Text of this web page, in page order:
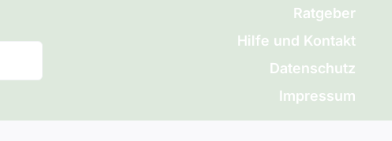
Ratgeber
Hilfe und Kontakt
Datenschutz
Impressum